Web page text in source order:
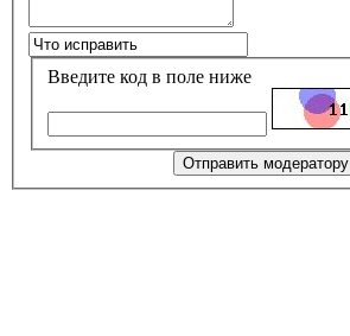
Введите код в поле ниже
Отправить модератору